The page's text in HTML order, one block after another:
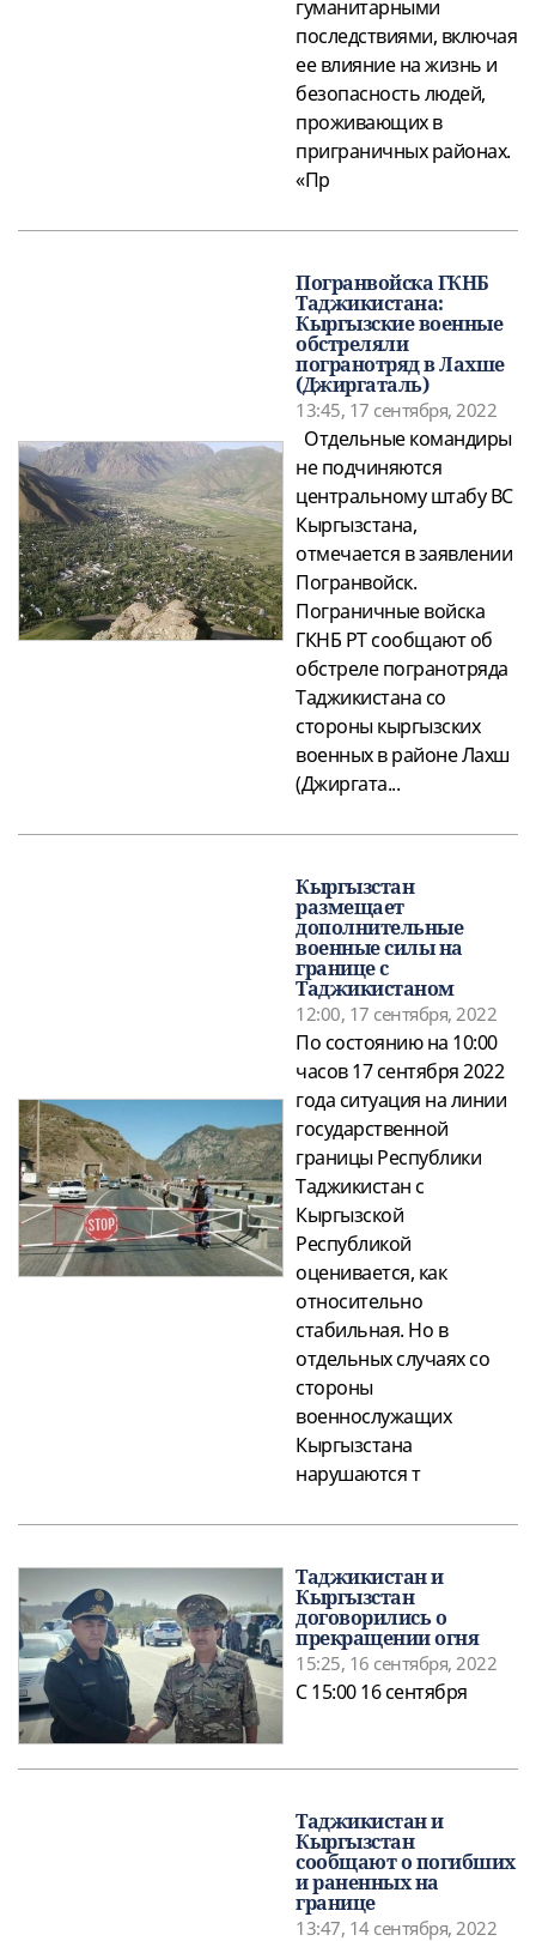
гуманитарными
последствиями, включая
ее влияние на жизнь и
безопасность людей,
проживающих в
приграничных районах.
«Пр
Погранвойска ГКНБ
Таджикистана:
Кыргызские военные
обстреляли
погранотряд в Лахше
(Джиргаталь)
13:45, 17 сентября, 2022
Отдельные командиры
не подчиняются
центральному штабу ВС
Кыргызстана,
отмечается в заявлении
Погранвойск.
Пограничные войска
ГКНБ РТ сообщают об
обстреле погранотряда
Таджикистана со
стороны кыргызских
военных в районе Лахш
(Джиргата...
Кыргызстан
размещает
дополнительные
военные силы на
границе с
Таджикистаном
12:00, 17 сентября, 2022
По состоянию на 10:00
часов 17 сентября 2022
года ситуация на линии
государственной
границы Республики
Таджикистан с
Кыргызской
Республикой
оценивается, как
относительно
стабильная. Но в
отдельных случаях со
стороны
военнослужащих
Кыргызстана
нарушаются т
Таджикистан и
Кыргызстан
договорились о
прекращении огня
15:25, 16 сентября, 2022
С 15:00 16 сентября
Таджикистан и
Кыргызстан
сообщают о погибших
и раненных на
границе
13:47, 14 сентября, 2022